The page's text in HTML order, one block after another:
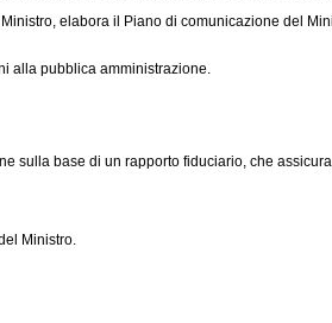
elabora il Piano di comunicazione del
alla pubblica amministrazione.
base di un rapporto fiduciario, che
Ministro.